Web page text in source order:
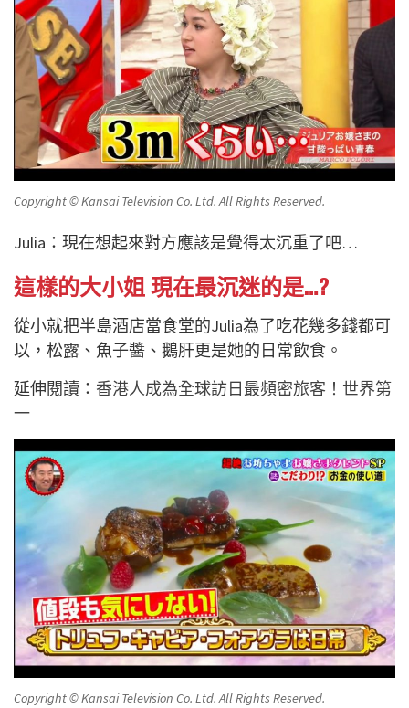
Copyright © Kansai Television Co. Ltd. All Rights Reserved.
Julia：現在想起來對方應該是覺得太沉重了吧…
這樣的大小姐 現在最沉迷的是…?
從小就把半島酒店當食堂的Julia為了吃花幾多錢都可
以，松露、魚子醬、鵝肝更是她的日常飲食。
延伸閱讀： 香港人成為全球訪日最頻密旅客！世界第
一
Copyright © Kansai Television Co. Ltd. All Rights Reserved.